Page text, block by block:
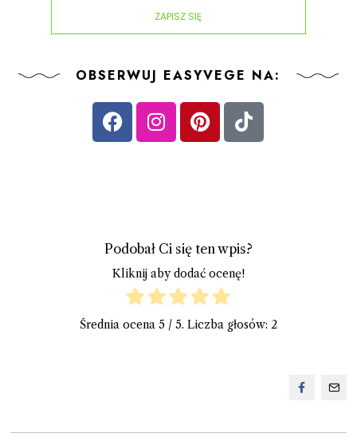
ZAPISZ SIĘ
OBSERWUJ EASYVEGE NA:
Podobał Ci się ten wpis?
Kliknij aby dodać ocenę!
Średnia ocena 5/ 5. Liczba głosów: 2